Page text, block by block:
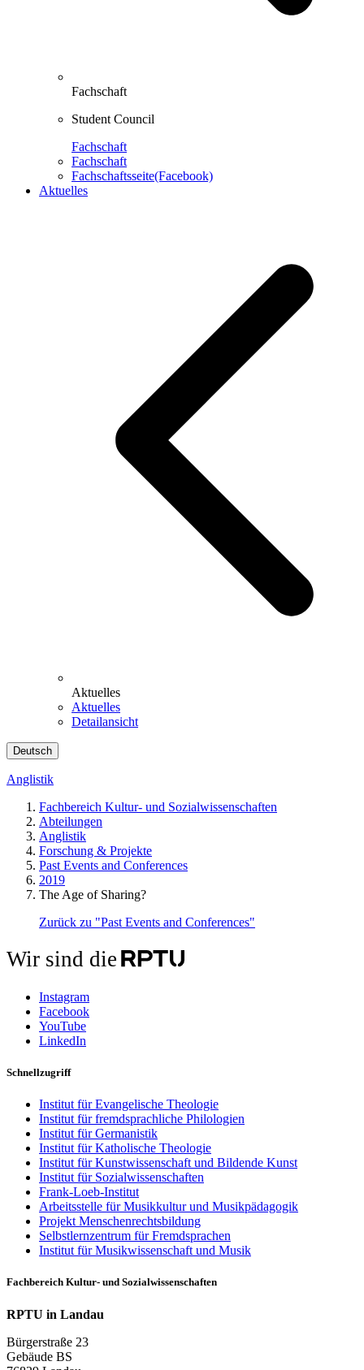
Fachschaft
Student Council
Fachschaft
Fachschaft
Fachschaftsseite(Facebook)
Aktuelles
Aktuelles
Aktuelles
Detailansicht
Deutsch
Anglistik
Fachbereich Kultur- und Sozialwissenschaften
Abteilungen
Anglistik
Forschung & Projekte
Past Events and Conferences
2019
The Age of Sharing?
Zurück zu "Past Events and Conferences"
Wir sind die
Instagram
Facebook
YouTube
LinkedIn
Schnellzugriff
Institut für Evangelische Theologie
Institut für fremdsprachliche Philologien
Institut für Germanistik
Institut für Katholische Theologie
Institut für Kunstwissenschaft und Bildende Kunst
Institut für Sozialwissenschaften
Frank-Loeb-Institut
Arbeitsstelle für Musikkultur und Musikpädagogik
Projekt Menschenrechtsbildung
Selbstlernzentrum für Fremdsprachen
Institut für Musikwissenschaft und Musik
Fachbereich Kultur- und Sozialwissenschaften
RPTU in Landau
Bürgerstraße 23
Gebäude BS